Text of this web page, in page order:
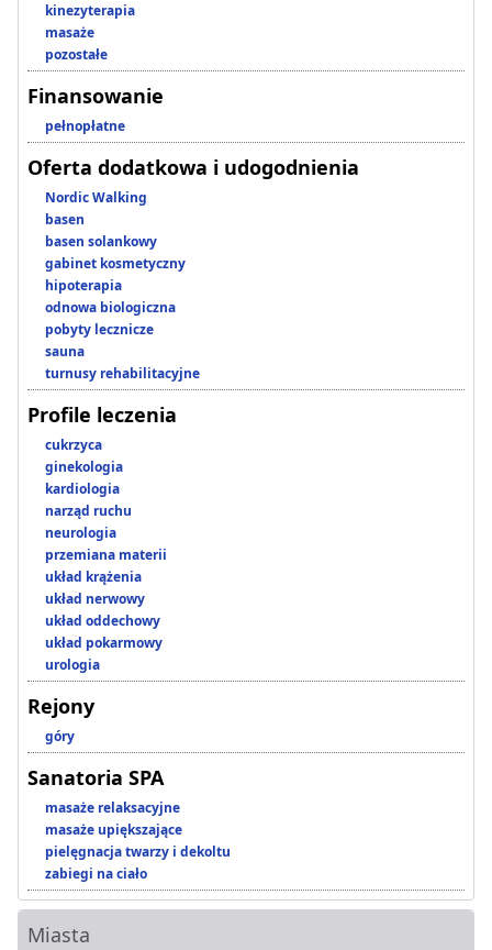
kinezyterapia
masaże
pozostałe
Finansowanie
pełnopłatne
Oferta dodatkowa i udogodnienia
Nordic Walking
basen
basen solankowy
gabinet kosmetyczny
hipoterapia
odnowa biologiczna
pobyty lecznicze
sauna
turnusy rehabilitacyjne
Profile leczenia
cukrzyca
ginekologia
kardiologia
narząd ruchu
neurologia
przemiana materii
układ krążenia
układ nerwowy
układ oddechowy
układ pokarmowy
urologia
Rejony
góry
Sanatoria SPA
masaże relaksacyjne
masaże upiększające
pielęgnacja twarzy i dekoltu
zabiegi na ciało
Miasta